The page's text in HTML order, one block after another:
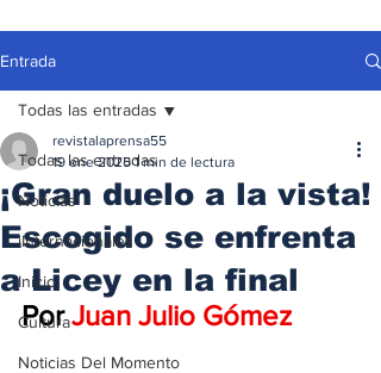
Entrada
Todas las entradas
Noticias
iInternacionales
Inicio
Cultura
Noticias Del Momento
Todas las entradas
¡Gran duelo a la vista!
Escogido se enfrenta
a Licey en la final
revistalaprensa55
19 ene 2025 1 min de lectura
Por Juan Julio Gómez